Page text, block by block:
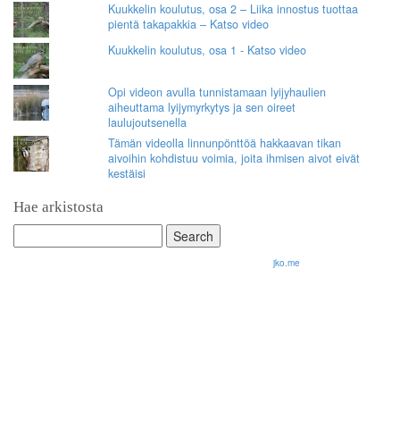
Kuukkelin koulutus, osa 2 – Liika innostus tuottaa
pientä takapakkia – Katso video
Kuukkelin koulutus, osa 1 - Katso video
Opi videon avulla tunnistamaan lyijyhaulien
aiheuttama lyijymyrkytys ja sen oireet
laulujoutsenella
Tämän videolla linnunpönttöä hakkaavan tikan
aivoihin kohdistuu voimia, joita ihmisen aivot eivät
kestäisi
Hae arkistosta
for:
jko.me